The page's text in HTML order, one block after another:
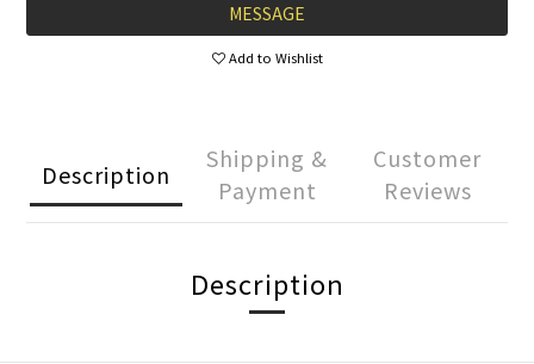
MESSAGE
Add to Wishlist
Description
Shipping &
Payment
Customer
Reviews
Description